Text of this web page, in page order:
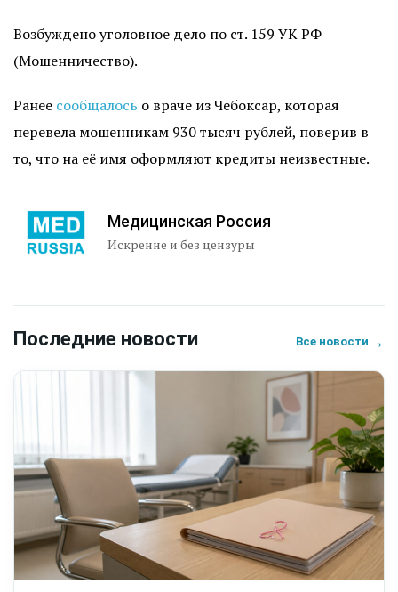
Возбуждено уголовное дело по ст. 159 УК РФ
(Мошенничество).
Ранее сообщалось о враче из Чебоксар, которая
перевела мошенникам 930 тысяч рублей, поверив в
то, что на её имя оформляют кредиты неизвестные.
Медицинская Россия
Искренне и без цензуры
Последние новости Все новости →